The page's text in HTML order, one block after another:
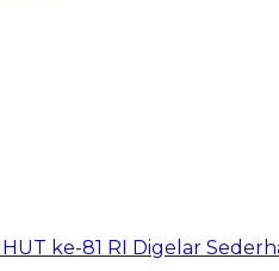
ke-81 RI Digelar